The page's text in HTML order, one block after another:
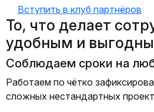
Вступить в клуб партнёров
То, что делает
удобным и
Соблюдаем сроки на
Работаем по чётко
сложных нестандартных